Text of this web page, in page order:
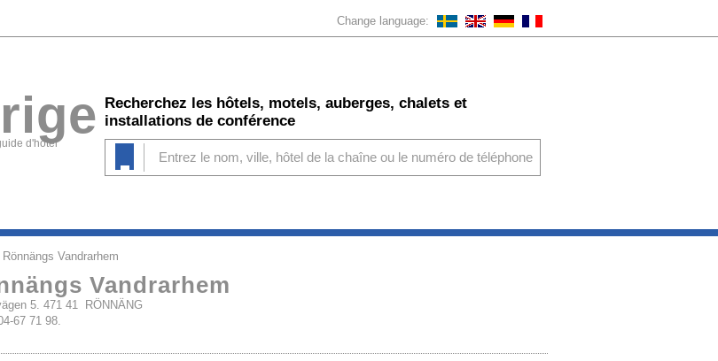
Change language:
d'hôtel
Recherchez les hôtels, motels, auberges, chalets et
installations de conférence
| Rönnängs Vandrarhem
Vandrarhem
5. 471 41 RÖNNÄNG
67 71 98.